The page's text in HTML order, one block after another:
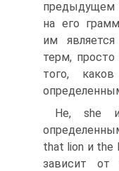
предыдущем
на его
им
терм,
того,
Не, she
that lion и the
за­висит от